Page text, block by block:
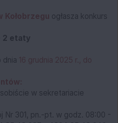
ogłasza konkurs
2 etaty
dnia
w sekretariacie
Nr 301, pn.-pt. w godz. 08:00 -